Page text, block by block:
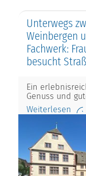
Unterwegs
Weinbergen
Fachwerk:
besucht
Ein
Genuss und
Weiterlesen